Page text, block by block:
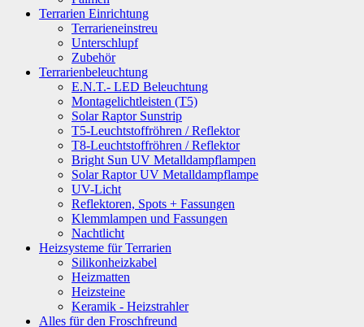
Terrarien Einrichtung
Terrarieneinstreu
Unterschlupf
Zubehör
Terrarienbeleuchtung
E.N.T.- LED Beleuchtung
Montagelichtleisten (T5)
Solar Raptor Sunstrip
T5-Leuchtstoffröhren / Reflektor
T8-Leuchtstoffröhren / Reflektor
Bright Sun UV Metalldampflampen
Solar Raptor UV Metalldampflampe
UV-Licht
Reflektoren, Spots + Fassungen
Klemmlampen und Fassungen
Nachtlicht
Heizsysteme für Terrarien
Silikonheizkabel
Heizmatten
Heizsteine
Keramik - Heizstrahler
Alles für den Froschfreund